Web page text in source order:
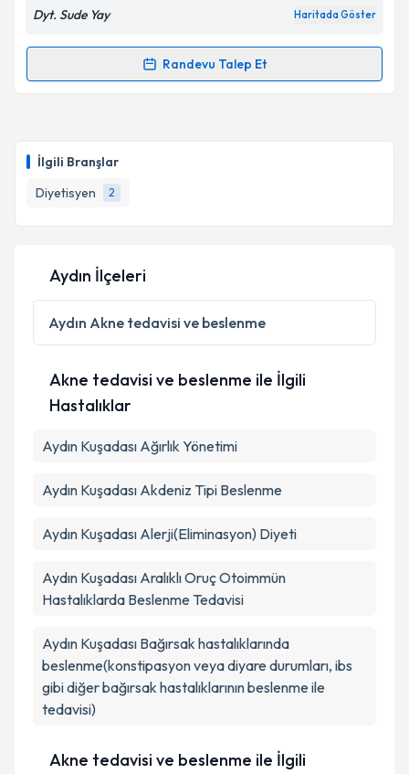
İlgili Branşlar
Diyetisyen
2
Kişisel verilerimin işlenmesine ilişkinAydınlatma
Dyt. Sude Yay Haritada Göster
Randevu Talep Et
Randevu Takvimi Talebi
hazırlandığında e-posta ile bilgilendireceğiz.
E-posta Adresiniz
Kişisel verilerimin işlenmesine ilişkinAydınlatma
Metni
'ni okudum ve kişisel verilerimin belirtilen
kapsamda işlenmesini kabul ediyorum.
Takvim Talebini Gönder
Aydın İlçeleri
Aydın Akne tedavisi ve beslenme
Akne tedavisi ve beslenme ile İlgili
Hastalıklar
Aydın Kuşadası Ağırlık Yönetimi
Aydın Kuşadası Akdeniz Tipi Beslenme
Aydın Kuşadası Alerji(Eliminasyon) Diyeti
Aydın Kuşadası Aralıklı Oruç Otoimmün
Hastalıklarda Beslenme Tedavisi
Aydın Kuşadası Bağırsak hastalıklarında
beslenme(konstipasyon veya diyare durumları, ibs
gibi diğer bağırsak hastalıklarının beslenme ile
tedavisi)
Akne tedavisi ve beslenme ile İlgili